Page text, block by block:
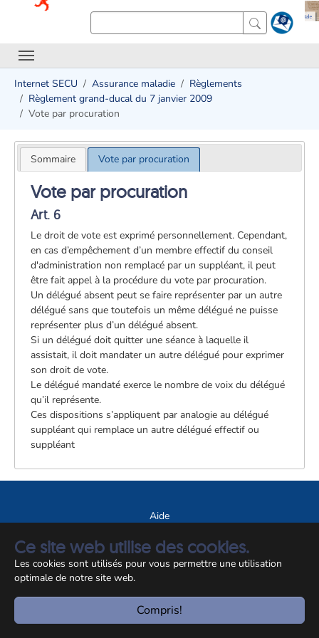
Ce site web utilise des cookies.
Les cookies sont utilisés pour vous permettre une utilisation
optimale de notre site web.
Compris!
Internet SECU Assurance maladie
Règlements
Règlement grand-ducal du 7 janvier 2009
Vote par procuration
Sommaire Vote par procuration
Vote par procuration
Art. 6
Le droit de vote est exprimé personnellement. Cependant,
en cas d’empêchement d’un membre effectif du conseil
d'administration non remplacé par un suppléant, il peut
être fait appel à la procédure du vote par procuration.
Un délégué absent peut se faire représenter par un autre
délégué sans que toutefois un même délégué ne puisse
représenter plus d’un délégué absent.
Si un délégué doit quitter une séance à laquelle il
assistait, il doit mandater un autre délégué pour exprimer
son droit de vote.
Le délégué mandaté exerce le nombre de voix du délégué
qu’il représente.
Ces dispositions s’appliquent par analogie au délégué
suppléant qui remplace un autre délégué effectif ou
suppléant
Aide
Notice légale